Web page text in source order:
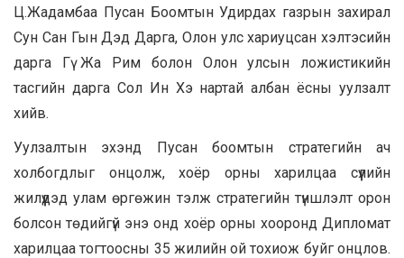
Ц.Жадамбаа Пусан Боомтын Удирдах газрын захирал
Сун Сан Гын Дэд Дарга, Олон улс хариуцсан хэлтэсийн
дарга Гү Жа Рим болон Олон улсын ложистикийн
тасгийн дарга Сол Ин Хэ нартай албан ёсны уулзалт
хийв.
Уулзалтын эхэнд Пусан боомтын стратегийн ач
холбогдлыг онцолж, хоёр орны харилцаа сүүлийн
жилүүдэд улам өргөжин тэлж стратегийн түншлэлт орон
болсон төдийгүй энэ онд хоёр орны хооронд Дипломат
харилцаа тогтоосны 35 жилийн ой тохиож буйг онцлов.